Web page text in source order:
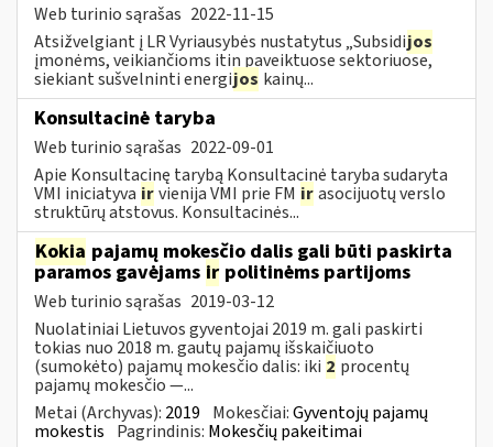
Web turinio sąrašas 2022-11-15
Atsižvelgiant į LR Vyriausybės nustatytus „Subsidijos
įmonėms, veikiančioms itin paveiktuose sektoriuose,
siekiant sušvelninti energijos kainų...
Konsultacinė taryba
Web turinio sąrašas 2022-09-01
Apie Konsultacinę tarybą Konsultacinė taryba sudaryta
VMI iniciatyva irvienija VMI prie FM irasocijuotų verslo
struktūrų atstovus. Konsultacinės...
Kokia pajamų mokesčio dalis gali būti paskirta
paramos gavėjams ir politinėms partijoms
Web turinio sąrašas 2019-03-12
Nuolatiniai Lietuvos gyventojai 2019 m. gali paskirti
tokias nuo 2018 m. gautų pajamų išskaičiuoto
(sumokėto) pajamų mokesčio dalis: iki 2 procentų
pajamų mokesčio —...
Metai (Archyvas): 2019 Mokesčiai:Gyventojų pajamų
mokestis Pagrindinis: Mokesčių pakeitimai